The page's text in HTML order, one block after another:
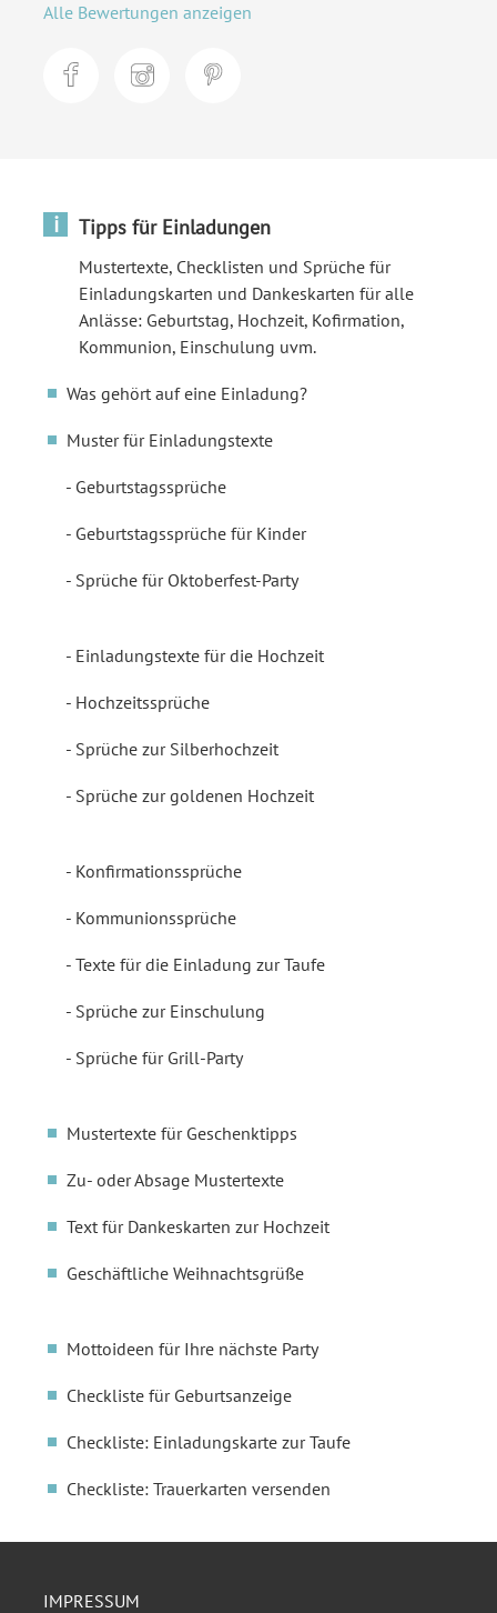
Alle Bewertungen anzeigen
i Tipps für Einladungen
Mustertexte, Checklisten und Sprüche für
Einladungskarten und Dankeskarten für alle
Anlässe: Geburtstag, Hochzeit, Kofirmation,
Kommunion, Einschulung uvm.
Was gehört auf eine Einladung?
Muster für Einladungstexte
Geburtstagssprüche
Geburtstagssprüche für Kinder
Sprüche für Oktoberfest-Party
Einladungstexte für die Hochzeit
Hochzeitssprüche
Sprüche zur Silberhochzeit
Sprüche zur goldenen Hochzeit
Konfirmationssprüche
Kommunionssprüche
Texte für die Einladung zur Taufe
Sprüche zur Einschulung
Sprüche für Grill-Party
Mustertexte für Geschenktipps
Zu- oder Absage Mustertexte
Text für Dankeskarten zur Hochzeit
Geschäftliche Weihnachtsgrüße
Mottoideen für Ihre nächste Party
Checkliste für Geburtsanzeige
Checkliste: Einladungskarte zur Taufe
Checkliste: Trauerkarten versenden
IMPRESSUM